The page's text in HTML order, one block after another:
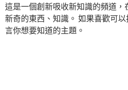
這是一個創新吸收新知識的頻道，
新奇的東西、知識。 如果喜歡可
言你想要知道的主題。